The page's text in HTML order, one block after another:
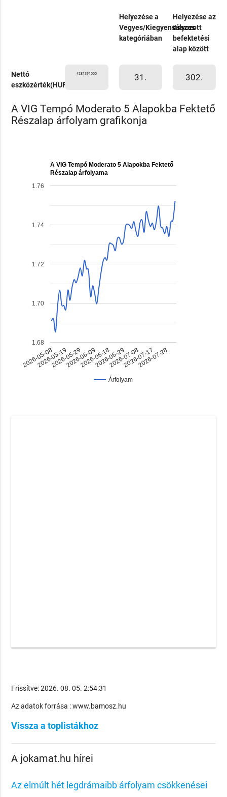
Helyezése a
Vegyes/Kiegyensúlyozott
kategóriában
Helyezése az
összes
befektetési
alap között
Nettó
eszközérték(HUF)
4281391000 31. 302.
A VIG Tempó Moderato 5 Alapokba Fektető
Részalap árfolyam grafikonja
A VIG Tempó Moderato 5 Alapokba Fektető
Részalap árfolyama
Árfolyam
2026-05-08
2026-05-19
2026-05-29
2026-06-09
2026-06-18
2026-06-29
2026-07-08
2026-07-17
2026-07-28
1.68
1.70
1.72
1.74
1.76
Frissítve: 2026. 08. 05. 2:54:31
Az adatok forrása : www.bamosz.hu
Vissza a toplistákhoz
A jokamat.hu hírei
Az elmúlt hét legdrámaibb árfolyam csökkenései